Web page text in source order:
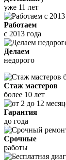
уже 11 лет
Работаем
с 2013 года
Делаем
недорого
Стаж мастеров
более 10 лет
Гарантия
до года
Срочные
работы